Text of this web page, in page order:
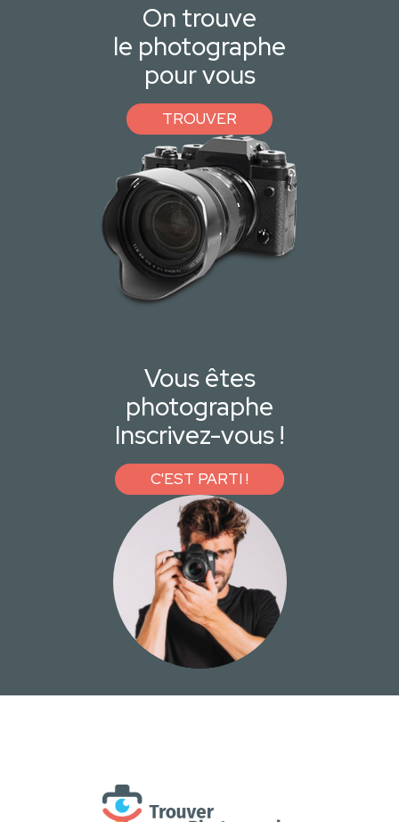
On trouve
le photographe
pour vous
TROUVER
Vous êtes
photographe
Inscrivez-vous !
C'EST PARTI !